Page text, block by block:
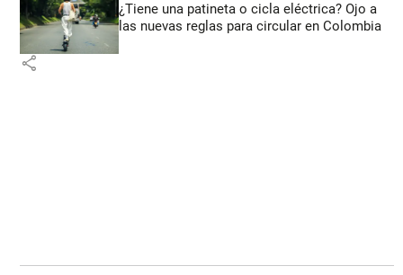
¿Tiene una patineta o cicla eléctrica? Ojo a
las nuevas reglas para circular en Colombia
share